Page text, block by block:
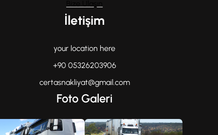
İletişim
your location here
+90 05326203906
certasnakliyat@gmail.com
Foto Galeri